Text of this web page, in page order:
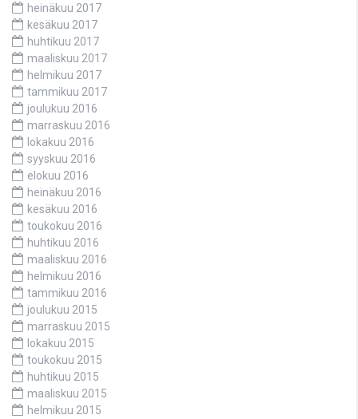
heinäkuu 2017
kesäkuu 2017
huhtikuu 2017
maaliskuu 2017
helmikuu 2017
tammikuu 2017
joulukuu 2016
marraskuu 2016
lokakuu 2016
syyskuu 2016
elokuu 2016
heinäkuu 2016
kesäkuu 2016
toukokuu 2016
huhtikuu 2016
maaliskuu 2016
helmikuu 2016
tammikuu 2016
joulukuu 2015
marraskuu 2015
lokakuu 2015
toukokuu 2015
huhtikuu 2015
maaliskuu 2015
helmikuu 2015